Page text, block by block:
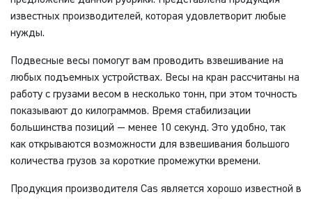
известных производителей, которая удовлетворит любые
нужды.
Подвесные весы помогут вам проводить взвешивание на
любых подъемных устройствах. Весы на кран рассчитаны на
работу с грузами весом в несколько тонн, при этом точность
показывают до килограммов. Время стабилизации
большинства позиций — менее 10 секунд. Это удобно, так
как открываются возможности для взвешивания большого
количества грузов за короткие промежутки времени.
Продукция производителя Cas является хорошо известной в